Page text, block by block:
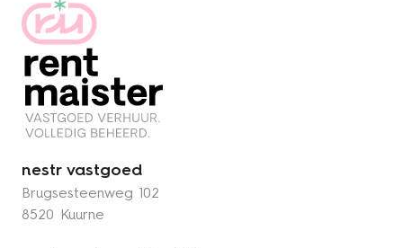
nestr vastgoed
Brugsesteenweg 102
8520 Kuurne